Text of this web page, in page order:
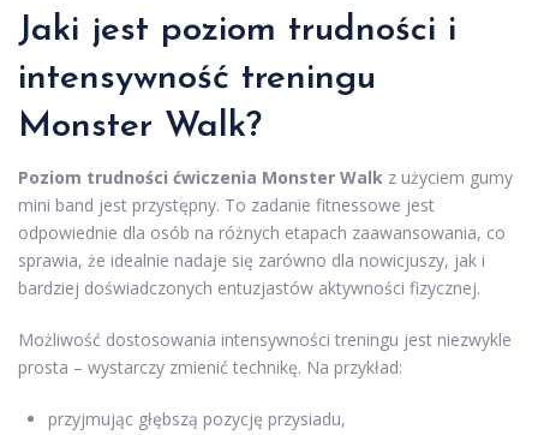
Jaki jest poziom trudności i
intensywność treningu
Monster Walk?
Poziom trudności ćwiczenia Monster Walk z użyciem gumy
mini band jest przystępny. To zadanie fitnessowe jest
odpowiednie dla osób na różnych etapach zaawansowania, co
sprawia, że idealnie nadaje się zarówno dla nowicjuszy, jak i
bardziej doświadczonych entuzjastów aktywności fizycznej.
Możliwość dostosowania intensywności treningu jest niezwykle
prosta – wystarczy zmienić technikę. Na przykład:
przyjmując głębszą pozycję przysiadu,